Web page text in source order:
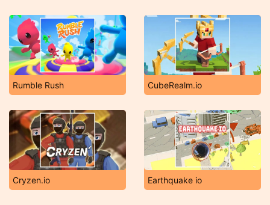
Rumble Rush CubeRealm.io
Cryzen.io Earthquake io